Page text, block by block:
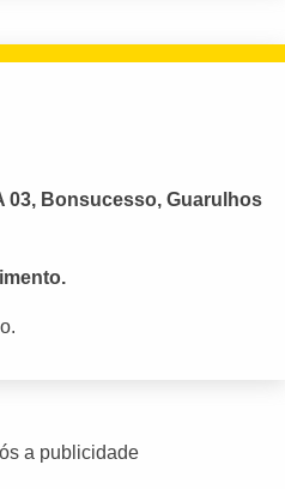
03, Bonsucesso, Guarulhos
a publicidade